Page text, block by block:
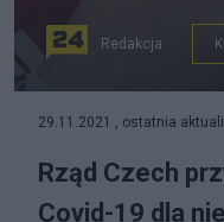
Redakcja
29.11.2021 , ostatnia
Rząd Czech
Covid-19 dla